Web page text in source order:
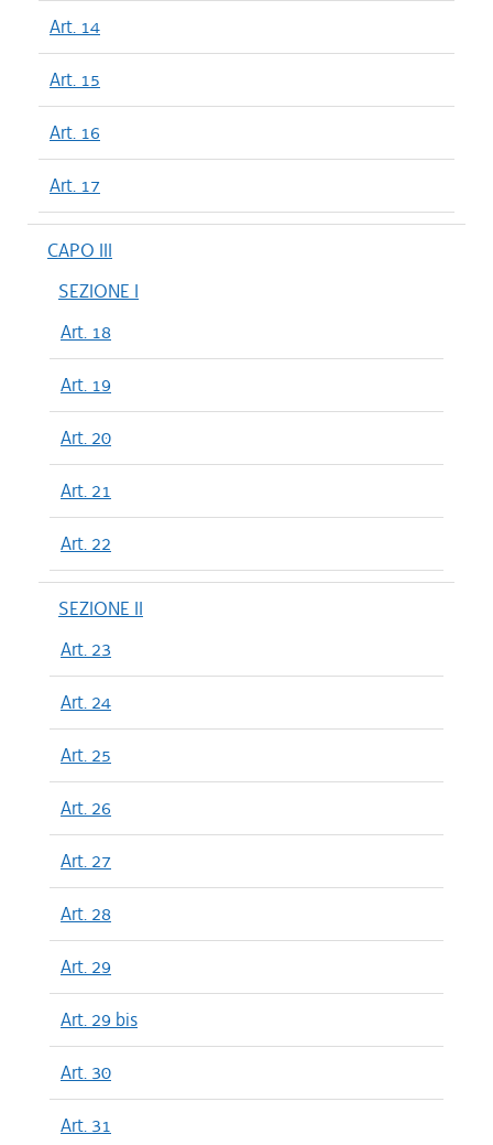
Art. 14
Art. 15
Art. 16
Art. 17
CAPO III
SEZIONE I
Art. 18
Art. 19
Art. 20
Art. 21
Art. 22
SEZIONE II
Art. 23
Art. 24
Art. 25
Art. 26
Art. 27
Art. 28
Art. 29
Art. 29 bis
Art. 30
Art. 31